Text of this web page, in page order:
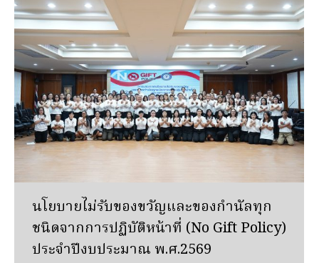
นโยบายไม่รับของขวัญและของกำนัลทุก
ชนิดจากการปฏิบัติหน้าที่ (No Gift Policy)
ประจำปีงบประมาณ พ.ศ.2569